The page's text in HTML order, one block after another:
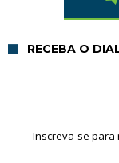
RECEBA O
Inscreva-se para